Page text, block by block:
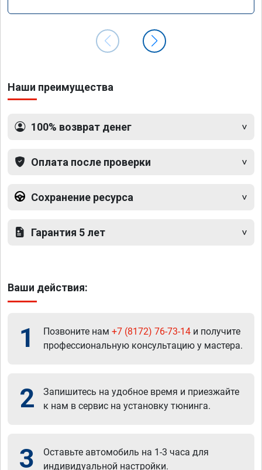
Наши преимущества
100% возврат денег
Оплата после проверки
Сохранение ресурса
Гарантия 5 лет
Ваши действия:
1 Позвоните нам +7 (8172) 76-73-14 и получите
профессиональную консультацию у мастера.
2
Запишитесь на удобное время и приезжайте
к нам в сервис на установку тюнинга.
3
Оставьте автомобиль на 1-3 часа для
индивидуальной настройки.